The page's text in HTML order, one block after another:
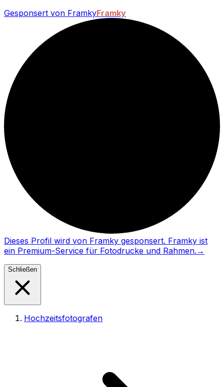
Gesponsert von FramkyFramky
Dieses Profil wird von Framky gesponsert. Framky ist
ein Premium-Service für Fotodrucke und Rahmen. →
Schließen
Hochzeitsfotografen